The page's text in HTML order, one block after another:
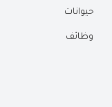
حيوانات
وظائف